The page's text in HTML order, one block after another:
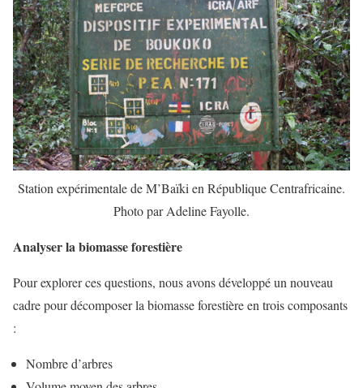
Station expérimentale de M’Baïki en République Centrafricaine.
Photo par Adeline Fayolle.
Analyser la biomasse forestière
Pour explorer ces questions, nous avons développé un nouveau
cadre pour décomposer la biomasse forestière en trois composants
:
Nombre d’arbres